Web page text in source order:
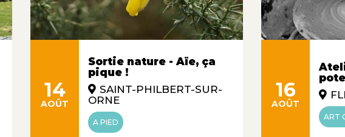
14
AOÛT
Sortie nature - Aïe, ça
pique !
SAINT-PHILBERT-SUR-
ORNE
A PIED
16
AOÛT
ART